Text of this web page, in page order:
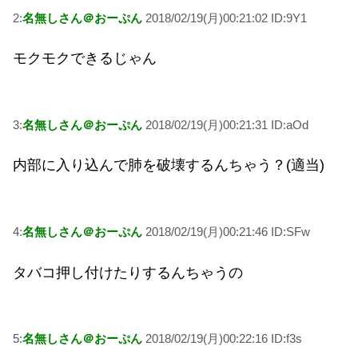
2:名無しさん＠おーぷん 2018/02/19(月)00:21:02 ID:9Y1
モクモクできるじゃん
3:名無しさん＠おーぷん 2018/02/19(月)00:21:31 ID:aOd
内部に入り込んで肺を破壊するんちゃう？(適当)
4:名無しさん＠おーぷん 2018/02/19(月)00:21:46 ID:SFw
タバコ押し付けたりするんちゃうの
5:名無しさん＠おーぷん 2018/02/19(月)00:22:16 ID:f3s